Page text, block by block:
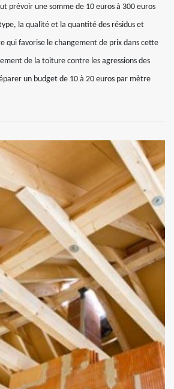
prévoir une somme de 10 euros à 300 euros
la qualité et la quantité des résidus et
qui favorise le changement de prix dans cette
de la toiture contre les agressions des
un budget de 10 à 20 euros par mètre